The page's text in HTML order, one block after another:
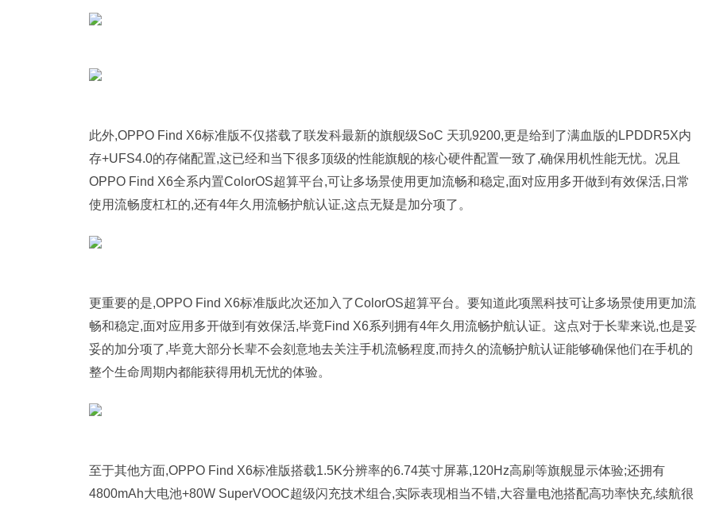
此外,OPPO Find X6标准版不仅搭载了联发科最新的旗舰级SoC 天玑9200,更是给到了满血版的LPDDR5X内
存+UFS4.0的存储配置,这已经和当下很多顶级的性能旗舰的核心硬件配置一致了,确保用机性能无忧。况且
OPPO Find X6全系内置ColorOS超算平台,可让多场景使用更加流畅和稳定,面对应用多开做到有效保活,日常
使用流畅度杠杠的,还有4年久用流畅护航认证,这点无疑是加分项了。
更重要的是,OPPO Find X6标准版此次还加入了ColorOS超算平台。要知道此项黑科技可让多场景使用更加流
畅和稳定,面对应用多开做到有效保活,毕竟Find X6系列拥有4年久用流畅护航认证。这点对于长辈来说,也是妥
妥的加分项了,毕竟大部分长辈不会刻意地去关注手机流畅程度,而持久的流畅护航认证能够确保他们在手机的
整个生命周期内都能获得用机无忧的体验。
至于其他方面,OPPO Find X6标准版搭载1.5K分辨率的6.74英寸屏幕,120Hz高刷等旗舰显示体验;还拥有
4800mAh大电池+80W SuperVOOC超级闪充技术组合,实际表现相当不错,大容量电池搭配高功率快充,续航很